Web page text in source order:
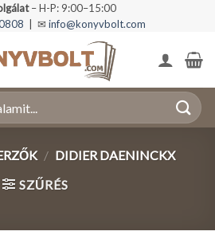
– H-P: 9:00–15:00
| ✉ info@konyvbolt.com
/ DIDIER DAENINCKX
SZŰRÉS